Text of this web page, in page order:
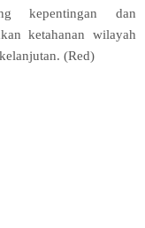
kepentingan dan
ketahanan wilayah
(Red)